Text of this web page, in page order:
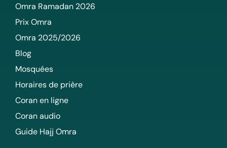
Omra Ramadan 2026
Prix Omra
Omra 2025/2026
Blog
Mosquées
Horaires de prière
Coran en ligne
Coran audio
Guide Hajj Omra